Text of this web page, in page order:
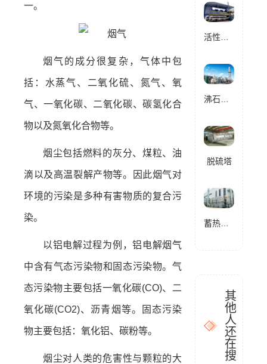
一。
烟气的成分很复杂，气体中包
括：水蒸气、二氧化硫、氮气、氧
气、一氧化碳、二氧化碳、碳氢化合
物以及氮氧化合物等。
烟尘包括燃料的灰分、煤粒、油
滴以及高温裂解产物等。因此烟气对
环境的污染是多种有害物质的复合污
染。
以铝电解过程为例，铝电解烟气
中含有气态污染物和固态污染物。气
态污染物主要包括一氧化碳(CO)、二
氧化碳(CO2)、沥青烟等。固态污染
物主要包括：氧化铝、碳粉等。
烟尘对人类的危害性与颗粒的大
脱硫塔
其
他
人
还
在
搜